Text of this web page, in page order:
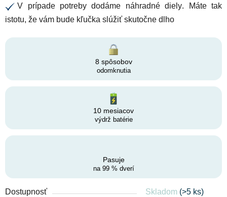
✔
V prípade potrebydodáme náhradné diely. Máte tak
istotu, že vám bude kľučka slúžiť skutočne dlho
8 spôsobov
odomknutia
10 mesiacov
výdrž batérie
Pasuje
na 99 % dverí
Dostupnosť Skladom (>5 ks)